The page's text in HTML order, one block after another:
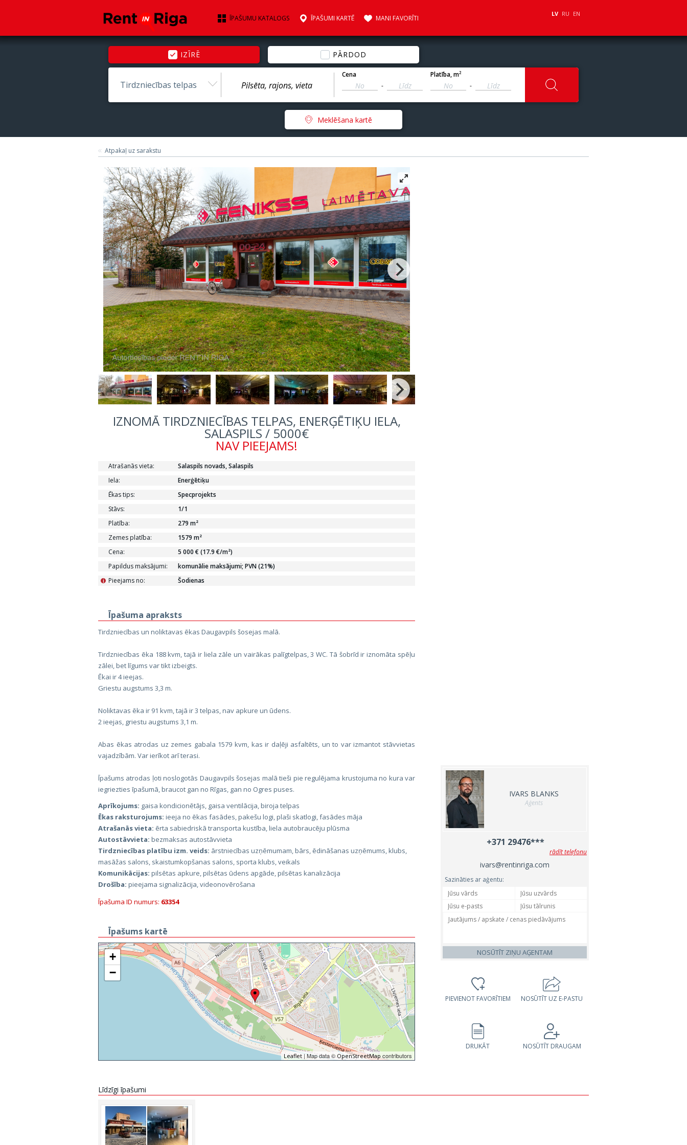
ĪPAŠUMU KATALOGS ĪPAŠUMI KARTĒ MANI FAVORĪTI
LV RU EN
IZĪRĒ PĀRDOD
Tirdzniecības telpas
Cena
-
Platība, m2
-
Meklēšana kartē
Atpakaļ uz sarakstu
IZNOMĀ TIRDZNIECĪBAS TELPAS, ENERĢĒTIĶU IELA,
SALASPILS / 5000€
NAV PIEEJAMS!
Atrašanās vieta:
Salaspils novads, Salaspils
Iela:
Enerģētiķu
Ēkas tips:
Specprojekts
Stāvs:
1/1
Platība:
279 m²
Zemes platība:
1579 m²
Cena:
5 000 € (17.9 €/m²)
Papildus maksājumi:
komunālie maksājumi; PVN (21%)
Pieejams no:
i Šodienas
Īpašuma apraksts
Tirdzniecības un noliktavas ēkas Daugavpils šosejas malā.
Tirdzniecības ēka 188 kvm, tajā ir liela zāle un vairākas palīgtelpas, 3 WC. Tā šobrīd ir iznomāta spēļu
zālei, bet līgums var tikt izbeigts.
Ēkai ir 4 ieejas.
Griestu augstums 3,3 m.
Noliktavas ēka ir 91 kvm, tajā ir 3 telpas, nav apkure un ūdens.
2 ieejas, griestu augstums 3,1 m.
Abas ēkas atrodas uz zemes gabala 1579 kvm, kas ir daļēji asfaltēts, un to var izmantot stāvvietas
vajadzībām. Var ierīkot arī terasi.
Īpašums atrodas ļoti noslogotās Daugavpils šosejas malā tieši pie regulējama krustojuma no kura var
iegriezties īpašumā, braucot gan no Rīgas, gan no Ogres puses.
Aprīkojums: gaisa kondicionētājs, gaisa ventilācija, biroja telpas
Ēkas raksturojums: ieeja no ēkas fasādes, pakešu logi, plaši skatlogi, fasādes māja
Atrašanās vieta: ērta sabiedriskā transporta kustība, liela autobraucēju plūsma
Autostāvvieta: bezmaksas autostāvvieta
Tirdzniecības platību izm. veids: ārstniecības uzņēmumam, bārs, ēdināšanas uzņēmums, klubs,
masāžas salons, skaistumkopšanas salons, sporta klubs, veikals
Komunikācijas: pilsētas apkure, pilsētas ūdens apgāde, pilsētas kanalizācija
Drošība: pieejama signalizācija, videonovērošana
Īpašuma ID numurs: 63354
Īpašums kartē
+
−
Leaflet | Map data ©OpenStreetMap contributors
IVARS BLANKS
Aģents
+371 29476***
rādīt telefonu
ivars@rentinriga.com
Sazināties ar aģentu:
NOSŪTĪT ZIŅU AĢENTAM
PIEVIENOT FAVORĪTIEM NOSŪTĪT UZ E-PASTU
DRUKĀT NOSŪTĪT DRAUGAM
Līdzīgi īpašumi